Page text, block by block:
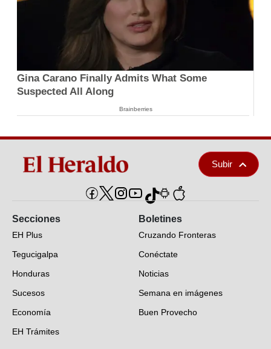
Gina Carano Finally Admits What Some
Suspected All Along
Brainberries
Subir
Secciones
EH Plus
Tegucigalpa
Honduras
Sucesos
Economía
EH Trámites
Boletines
Cruzando Fronteras
Conéctate
Noticias
Semana en imágenes
Buen Provecho